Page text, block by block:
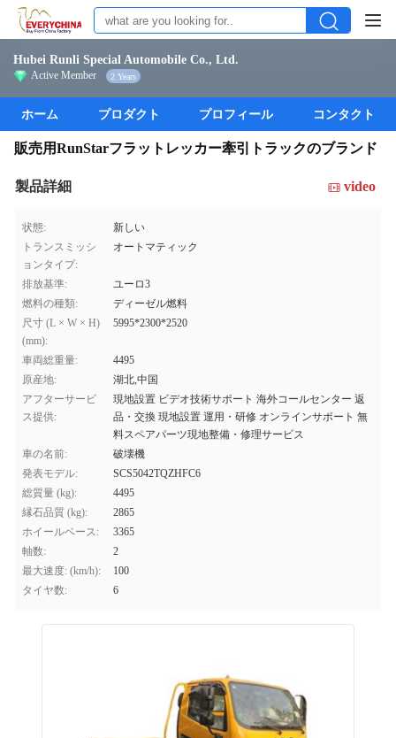
Hubei Runli Special Automobile Co., Ltd.
Active Member 2 Years
ホーム プロダクト プロフィール コンタクト
販売用RunStarフラットレッカー牽引トラックのブランド
製品詳細 video
状態:
新しい
トランスミッシ
ョンタイプ:
オートマティック
排放基準:
ユーロ3
燃料の種類:
ディーゼル燃料
尺寸 (L × W × H)
(mm):
5995*2300*2520
車両総重量:
4495
原産地:
湖北,中国
アフターサービ
ス提供:
現地設置 ビデオ技術サポート 海外コールセンター 返
品・交換 現地設置 運用・研修 オンラインサポート 無
料スペアパーツ現地整備・修理サービス
車の名前:
破壊機
発表モデル:
SCS5042TQZHFC6
総質量 (kg):
4495
縁石品質 (kg):
2865
ホイールベース:
3365
軸数:
2
最大速度: (km/h):
100
タイヤ数:
6